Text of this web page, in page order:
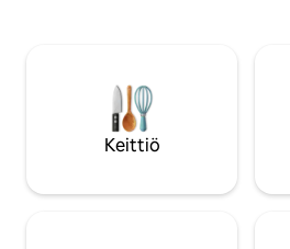
oleskelutila, joka sopii täydellisesti
kokoontumisiin 📶 Nopea WiFi ja
älytelevisioita kaikkialla 🧺
Pyykinpesukone ja kuivausrumpu 🚶
ruokapaikkoihin ja rannoille
Keittiö